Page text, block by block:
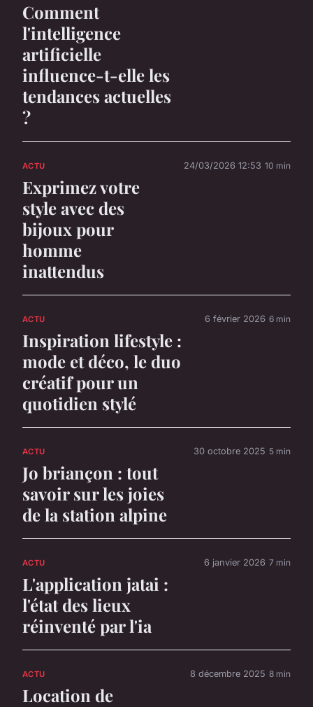
Comment
l'intelligence
artificielle
influence-t-elle les
tendances actuelles
?
ACTU
Exprimez votre
style avec des
bijoux pour
homme
inattendus
24/03/2026 12:53 10 min
ACTU
Inspiration lifestyle :
mode et déco, le duo
créatif pour un
quotidien stylé
6 février 2026 6 min
ACTU
Jo briançon : tout
savoir sur les joies
de la station alpine
30 octobre 2025 5 min
ACTU
L'application jatai :
l'état des lieux
réinventé par l'ia
6 janvier 2026 7 min
ACTU
Location de
8 décembre 2025 8 min